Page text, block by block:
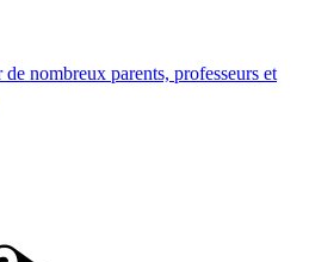
nombreux parents, professeurs et